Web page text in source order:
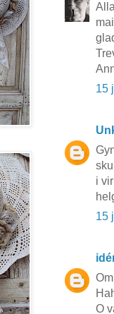
15
i
15
O